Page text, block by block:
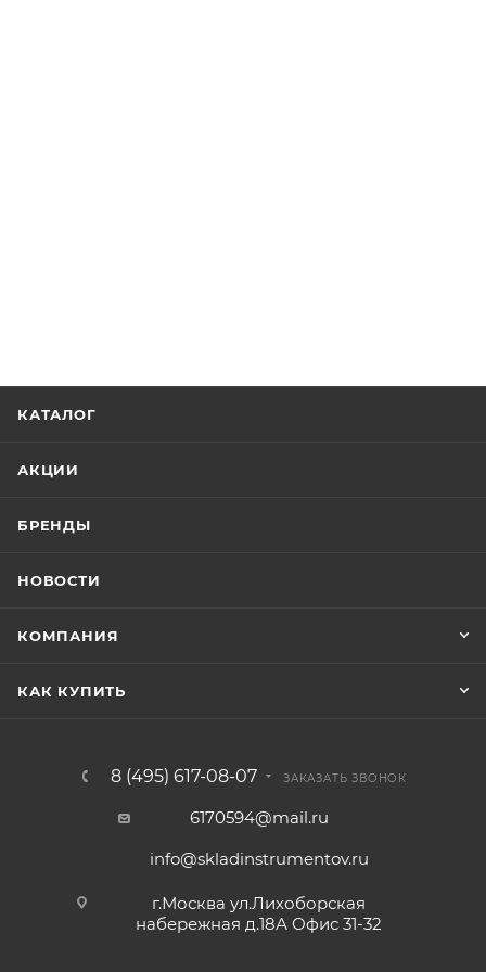
КАТАЛОГ
АКЦИИ
БРЕНДЫ
НОВОСТИ
КОМПАНИЯ
КАК КУПИТЬ
8 (495) 617-08-07 ЗАКАЗАТЬ ЗВОНОК
6170594@mail.ru
info@skladinstrumentov.ru
г.Москва ул.Лихоборская
набережная д.18А Офис 31-32